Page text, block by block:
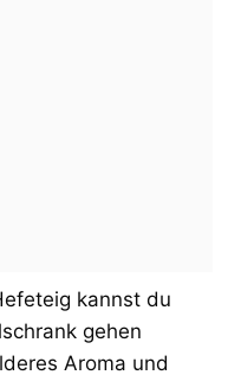
kannst du
gehen
Aroma und